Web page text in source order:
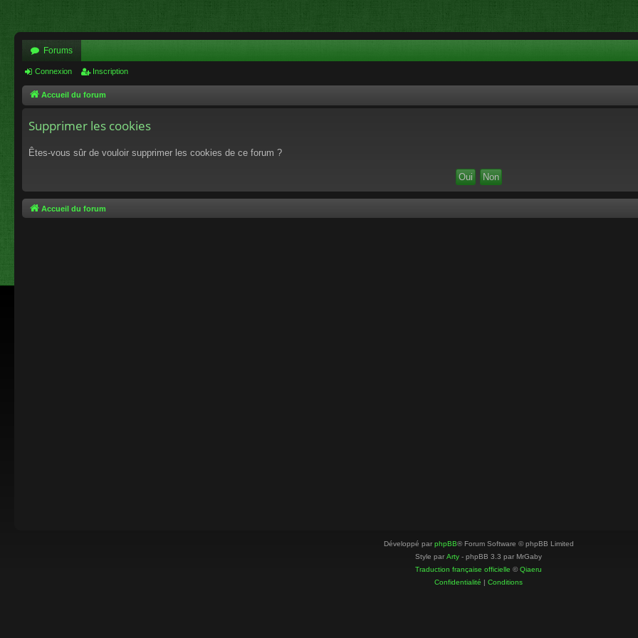
Forums
Connexion Inscription
Accueil du forum
Supprimer les cookies
Êtes-vous sûr de vouloir supprimer les cookies de ce forum ?
Accueil du forum
Développé par phpBB® Forum Software © phpBB Limited
Style par Arty - phpBB 3.3 par MrGaby
Traduction française officielle ©Qiaeru
Confidentialité | Conditions